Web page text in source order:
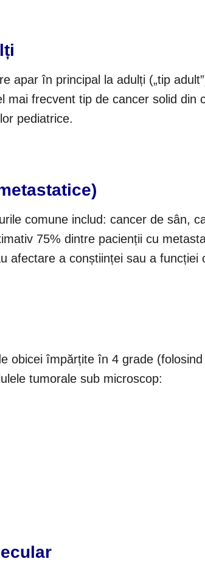
apar în principal la adulți („tip
mai frecvent tip de cancer solid din
pediatrice.
comune includ: cancer de sân,
75% dintre pacienții cu
afectare a conștiinței sau a funcției
obicei împărțite în 4 grade
tumorale sub microscop: